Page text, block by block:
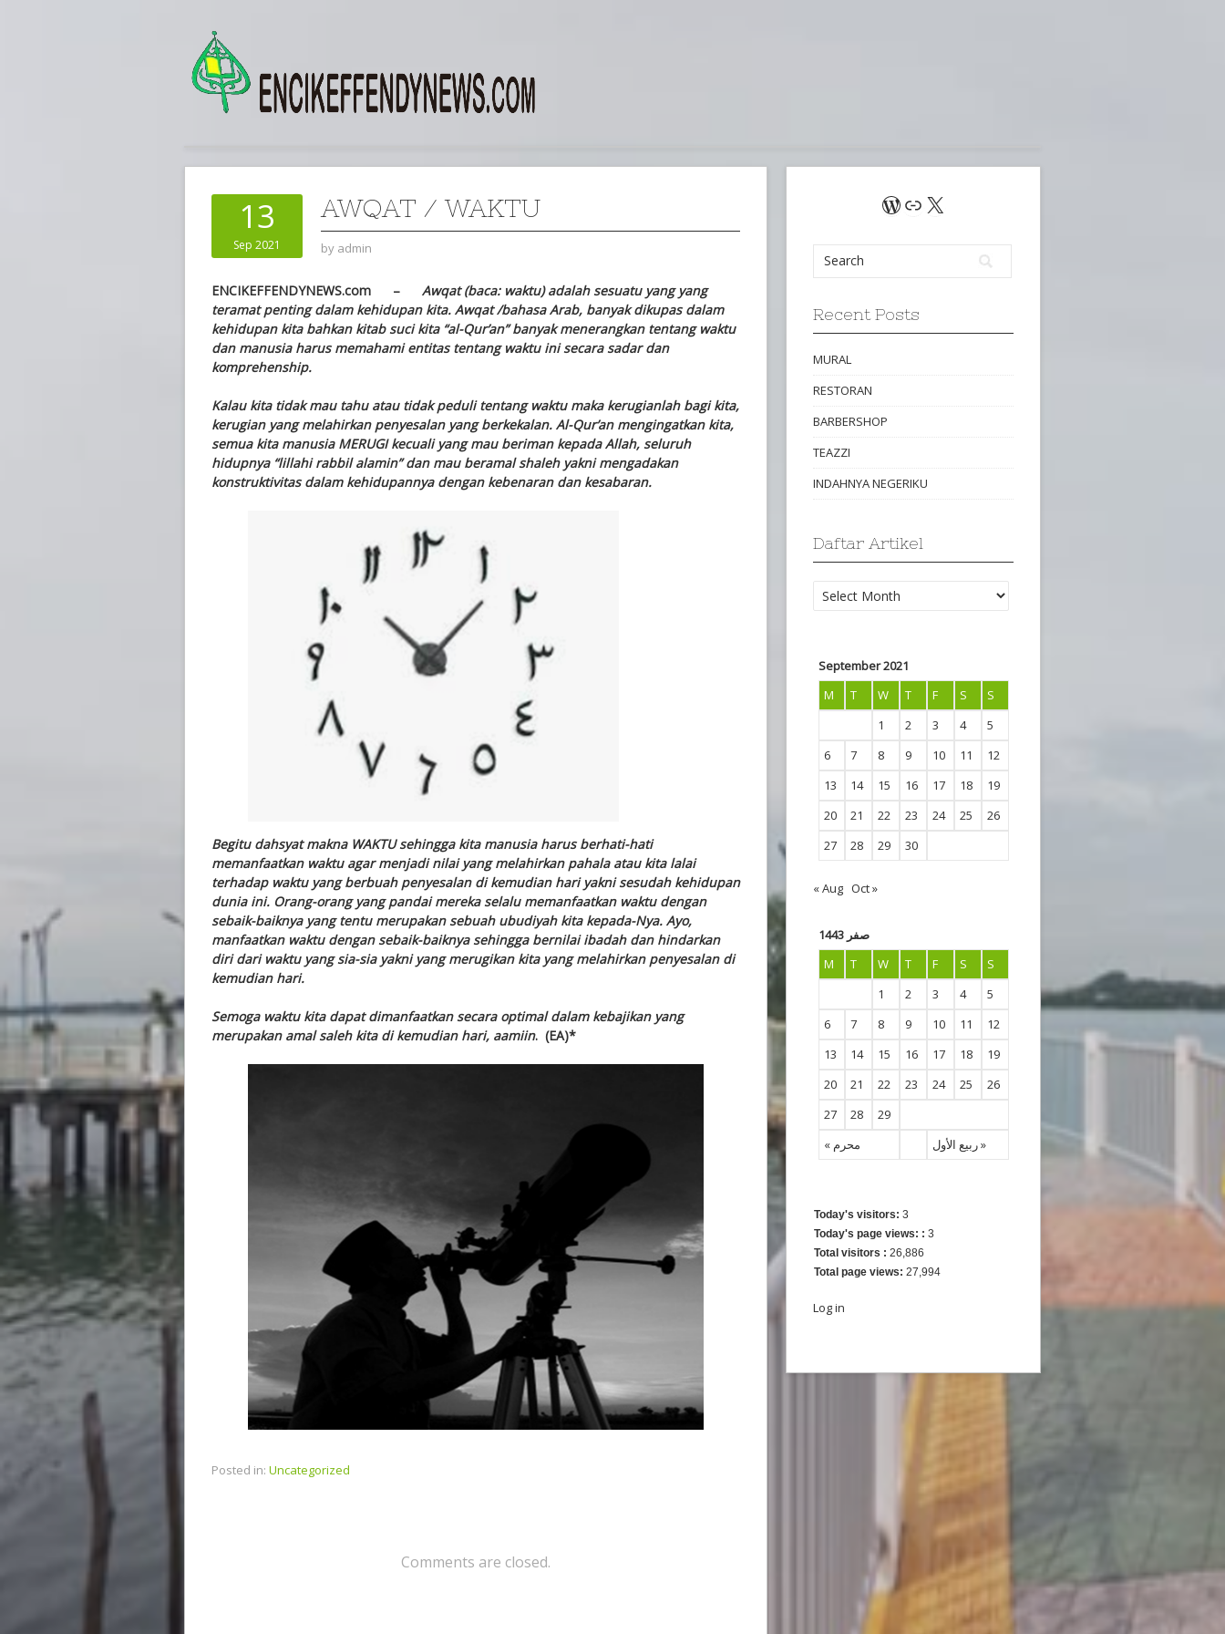
13
Sep 2021
AWQAT / WAKTU
by admin
ENCIKEFFENDYNEWS.com – Awqat (baca: waktu) adalah sesuatu yang yang
teramat penting dalam kehidupan kita. Awqat /bahasa Arab, banyak dikupas dalam
kehidupan kita bahkan kitab suci kita “al-Qur’an” banyak menerangkan tentang waktu
dan manusia harus memahami entitas tentang waktu ini secara sadar dan
komprehenship.
Kalau kita tidak mau tahu atau tidak peduli tentang waktu maka kerugianlah bagi kita,
kerugian yang melahirkan penyesalan yang berkekalan. Al-Qur’an mengingatkan kita,
semua kita manusia MERUGI kecuali yang mau beriman kepada Allah, seluruh
hidupnya “lillahi rabbil alamin” dan mau beramal shaleh yakni mengadakan
konstruktivitas dalam kehidupannya dengan kebenaran dan kesabaran.
Begitu dahsyat makna WAKTU sehingga kita manusia harus berhati-hati
memanfaatkan waktu agar menjadi nilai yang melahirkan pahala atau kita lalai
terhadap waktu yang berbuah penyesalan di kemudian hari yakni sesudah kehidupan
dunia ini. Orang-orang yang pandai mereka selalu memanfaatkan waktu dengan
sebaik-baiknya yang tentu merupakan sebuah ubudiyah kita kepada-Nya. Ayo,
manfaatkan waktu dengan sebaik-baiknya sehingga bernilai ibadah dan hindarkan
diri dari waktu yang sia-sia yakni yang merugikan kita yang melahirkan penyesalan di
kemudian hari.
Semoga waktu kita dapat dimanfaatkan secara optimal dalam kebajikan yang
merupakan amal saleh kita di kemudian hari, aamiin. (EA)*
Posted in: Uncategorized
Comments are closed.
WordPress
Link
X
Recent Posts
MURAL
RESTORAN
BARBERSHOP
TEAZZI
INDAHNYA NEGERIKU
Daftar Artikel
Daftar
Artikel
September 2021
M
T W T F S
S
1
2 3 4
5
6
7 8 9 10 11
12
13
14 15 16 17 18
19
20
21 22 23 24 25
26
27
28 29 30
« Aug Oct »
صفر 1443
M
T W T F S S
« محرم ربيع الأول »
1 2 3 4
5
6
7 8 9 10 11
12
13
14 15 16 17 18
19
20
21 22 23 24 25
26
27
28 29
Today's visitors: 3
Today's page views: : 3
Total visitors : 26,886
Total page views: 27,994
Log in